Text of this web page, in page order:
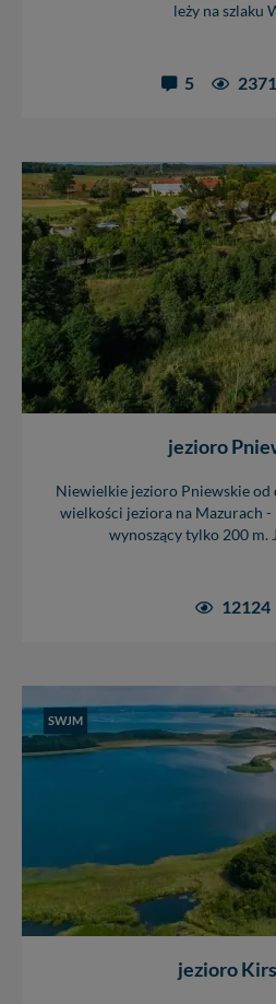
leży na szlaku
5
jezioro
Niewielkie jezioro Pniewskie od
wielkości jeziora na Mazurach
wynoszący tylko 200 m.
12124
SWJM
jezioro